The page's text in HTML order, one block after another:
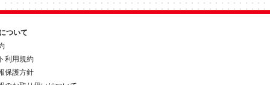
ついて
利用規約
保護方針